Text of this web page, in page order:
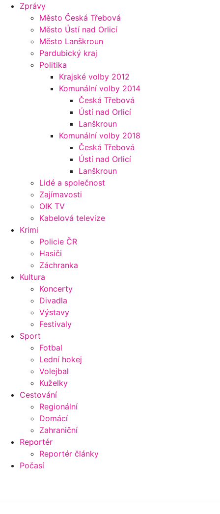
Zprávy
Město Česká Třebová
Město Ústí nad Orlicí
Město Lanškroun
Pardubický kraj
Politika
Krajské volby 2012
Komunální volby 2014
Česká Třebová
Ústí nad Orlicí
Lanškroun
Komunální volby 2018
Česká Třebová
Ústí nad Orlicí
Lanškroun
Lidé a společnost
Zajímavosti
OIK TV
Kabelová televize
Krimi
Policie ČR
Hasiči
Záchranka
Kultura
Koncerty
Divadla
Výstavy
Festivaly
Sport
Fotbal
Lední hokej
Volejbal
Kuželky
Cestování
Regionální
Domácí
Zahraniční
Reportér
Reportér články
Počasí